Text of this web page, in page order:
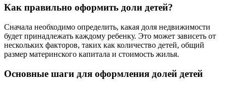
Как правильно оформить доли детей?
Сначала необходимо определить, какая доля недвижимости
будет принадлежать каждому ребенку. Это может зависеть от
нескольких факторов, таких как количество детей, общий
размер материнского капитала и стоимость жилья.
Основные шаги для оформления долей детей